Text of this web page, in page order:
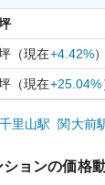
（現在+4.42%）
（現在+25.04%
千里山駅 関大前
ョンの価格